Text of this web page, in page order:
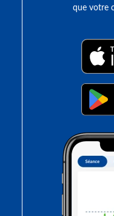
que votre